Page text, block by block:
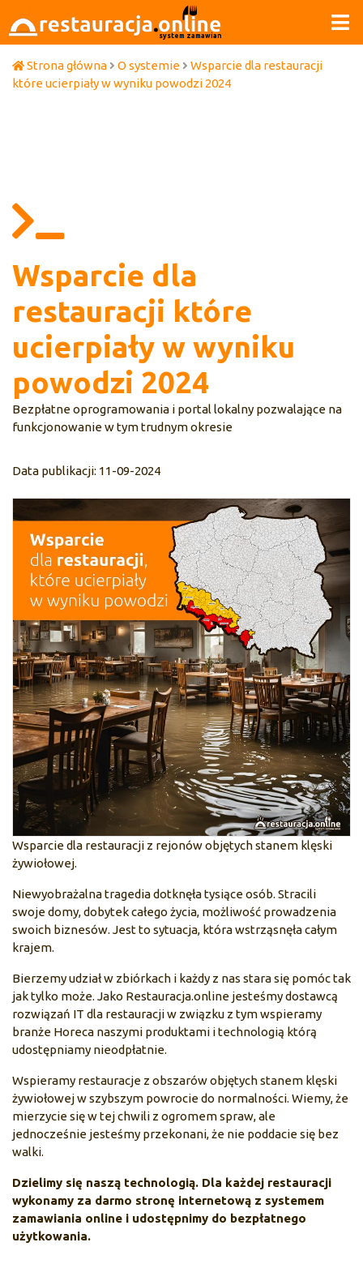
system zamawiania
Strona główna O systemie
Wsparcie dla restauracji
które ucierpiały w wyniku powodzi 2024
Wsparcie dla
restauracji które
ucierpiały w wyniku
powodzi 2024
Bezpłatne oprogramowania i portal lokalny pozwalające na
funkcjonowanie w tym trudnym okresie
Data publikacji: 11-09-2024
Wsparcie dla restauracji z rejonów objętych stanem klęski
żywiołowej.
Niewyobrażalna tragedia dotknęła tysiące osób. Stracili
swoje domy, dobytek całego życia, możliwość prowadzenia
swoich biznesów. Jest to sytuacja, która wstrząsnęła całym
krajem.
Bierzemy udział w zbiórkach i każdy z nas stara się pomóc tak
jak tylko może. Jako Restauracja.online jesteśmy dostawcą
rozwiązań IT dla restauracji w związku z tym wspieramy
branże Horeca naszymi produktami i technologią którą
udostępniamy nieodpłatnie.
Wspieramy restauracje z obszarów objętych stanem klęski
żywiołowej w szybszym powrocie do normalności. Wiemy, że
mierzycie się w tej chwili z ogromem spraw, ale
jednocześnie jesteśmy przekonani, że nie poddacie się bez
walki.
Dzielimy się naszą technologią. Dla każdej restauracji
wykonamy za darmo stronę internetową z systemem
zamawiania online i udostępnimy do bezpłatnego
użytkowania.